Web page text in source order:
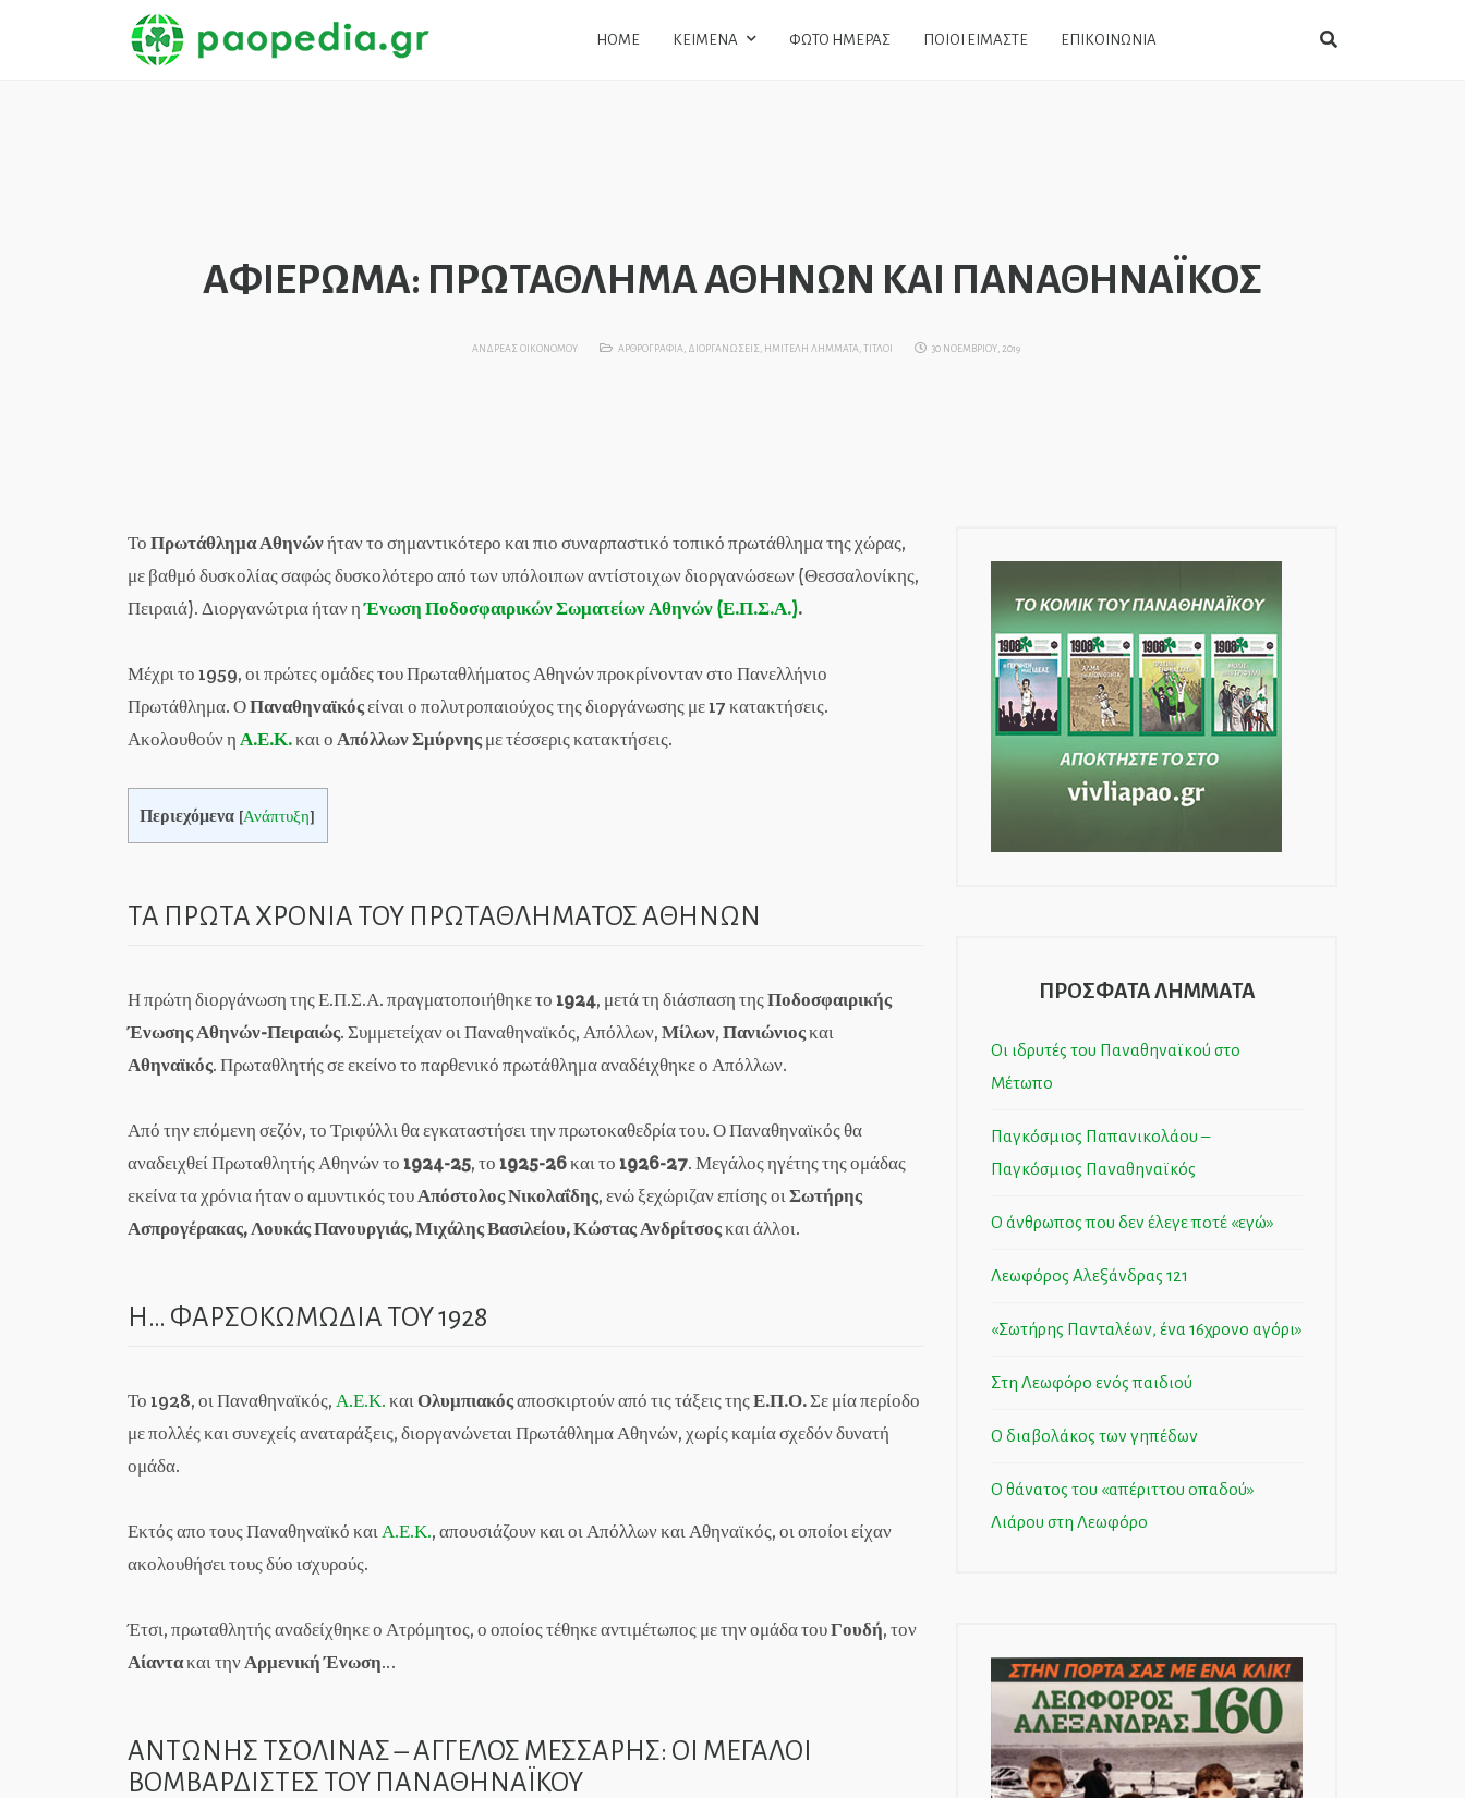
HOME ΚΕΙΜΕΝΑ ΦΩΤΟ ΗΜΕΡΑΣ ΠΟΙΟΙ ΕΙΜΑΣΤΕ ΕΠΙΚΟΙΝΩΝΙΑ
ΑΦΙΕΡΩΜΑ: ΠΡΩΤΑΘΛΗΜΑ ΑΘΗΝΩΝ ΚΑΙ ΠΑΝΑΘΗΝΑΪΚΟΣ
ΑΝΔΡΕΑΣ ΟΙΚΟΝΟΜΟΥ ΑΡΘΡΟΓΡΑΦΙΑ ΔΙΟΡΓΑΝΩΣΕΙΣ, ΗΜΙΤΕΛΗ ΛΗΜΜΑΤΑ ΤΙΤΛΟΙ 30 ΝΟΕΜΒΡΙΟΥ, 2019
ΤοΠρωτάθλημα Αθηνώνήταν το σημαντικότερο και πιο συναρπαστικό τοπικό πρωτάθλημα της χώρας,
με βαθμό δυσκολίας σαφώς δυσκολότερο από των υπόλοιπων αντίστοιχων διοργανώσεων (Θεσσαλονίκης,
Πειραιά). Διοργανώτρια ήταν ηΈνωση Ποδοσφαιρικών Σωματείων Αθηνών (Ε.Π.Σ.Α.).
Μέχρι το 1959, οι πρώτες ομάδες του Πρωταθλήματος Αθηνών προκρίνονταν στο Πανελλήνιο
Πρωτάθλημα. ΟΠαναθηναϊκόςείναι ο πολυτροπαιούχος της διοργάνωσης με 17 κατακτήσεις.
Ακολουθούν ηΑ.Ε.Κ.και οΑπόλλων Σμύρνηςμε τέσσερις κατακτήσεις.
Περιεχόμενα [Ανάπτυξη]
ΤΑ ΠΡΩΤΑ ΧΡΟΝΙΑ ΤΟΥ ΠΡΩΤΑΘΛΗΜΑΤΟΣ ΑΘΗΝΩΝ
Η πρώτη διοργάνωση της Ε.Π.Σ.Α. πραγματοποιήθηκε το1924, μετά τη διάσπαση τηςΠοδοσφαιρικής
Ένωσης Αθηνών-Πειραιώς. Συμμετείχαν οι Παναθηναϊκός, Απόλλων,Μίλων,Πανιώνιοςκαι
Αθηναϊκός. Πρωταθλητής σε εκείνο το παρθενικό πρωτάθλημα αναδέιχθηκε ο Απόλλων.
Από την επόμενη σεζόν, το Τριφύλλι θα εγκαταστήσει την πρωτοκαθεδρία του. Ο Παναθηναϊκός θα
αναδειχθεί Πρωταθλητής Αθηνών το1924-25, το1925-26και το1926-27. Μεγάλος ηγέτης της ομάδας
εκείνα τα χρόνια ήταν ο αμυντικός τουΑπόστολος Νικολαΐδης, ενώ ξεχώριζαν επίσης οιΣωτήρης
Ασπρογέρακας, Λουκάς Πανουργιάς, Μιχάλης Βασιλείου, Κώστας Ανδρίτσοςκαι άλλοι.
Η… ΦΑΡΣΟΚΩΜΩΔΙΑ ΤΟΥ 1928
Το 1928, οι Παναθηναϊκός,Α.Ε.Κ.καιΟλυμπιακόςαποσκιρτούν από τις τάξεις τηςΕ.Π.Ο.Σε μία περίοδο
με πολλές και συνεχείς αναταράξεις, διοργανώνεται Πρωτάθλημα Αθηνών, χωρίς καμία σχεδόν δυνατή
ομάδα.
Εκτός απο τους Παναθηναϊκό καιΑ.Ε.Κ., απουσιάζουν και οι Απόλλων και Αθηναϊκός, οι οποίοι είχαν
ακολουθήσει τους δύο ισχυρούς.
Έτσι, πρωταθλητής αναδείχθηκε ο Ατρόμητος, ο οποίος τέθηκε αντιμέτωπος με την ομάδα τουΓουδή, τον
Αίαντακαι τηνΑρμενική Ένωση…
ΑΝΤΩΝΗΣ ΤΣΟΛΙΝΑΣ – ΑΓΓΕΛΟΣ ΜΕΣΣΑΡΗΣ: ΟΙ ΜΕΓΑΛΟΙ
ΒΟΜΒΑΡΔΙΣΤΕΣ ΤΟΥ ΠΑΝΑΘΗΝΑΪΚΟΥ
ΠΡΟΣΦΑΤΑ ΛΗΜΜΑΤΑ
Οι ιδρυτές του Παναθηναϊκού στο
Μέτωπο
Παγκόσμιος Παπανικολάου –
Παγκόσμιος Παναθηναϊκός
Ο άνθρωπος που δεν έλεγε ποτέ «εγώ»
Λεωφόρος Αλεξάνδρας 121
«Σωτήρης Πανταλέων, ένα 16χρονο αγόρι»
Στη Λεωφόρο ενός παιδιού
Ο διαβολάκος των γηπέδων
Ο θάνατος του «απέριττου οπαδού»
Λιάρου στη Λεωφόρο